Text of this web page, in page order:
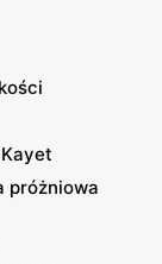
próżniowa